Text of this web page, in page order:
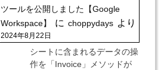
ツールを公開しました【Google
Workspace】
に choppydays より
2024年8月22日
シートに含まれるデータの操
作を「Invoice」メソッドが